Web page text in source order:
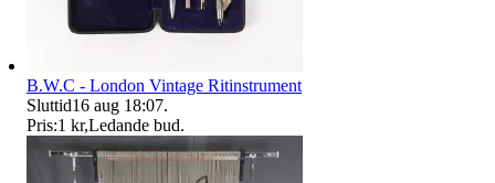
B.W.C - London Vintage Ritinstrument
Sluttid16 aug 18:07.
Pris:1 kr,Ledande bud.